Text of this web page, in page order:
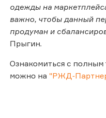
одежды на
важно, чтобы данный
продуман и
Прыгин.
Ознакомиться с полным
можно на "РЖД-